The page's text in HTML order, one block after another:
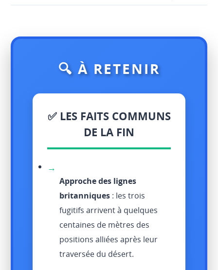
🔍 À RETENIR
✅ LES FAITS COMMUNS
DE LA FIN
→
Approche des lignes
britanniques : les trois
fugitifs arrivent à quelques
centaines de mètres des
positions alliées après leur
traversée du désert.